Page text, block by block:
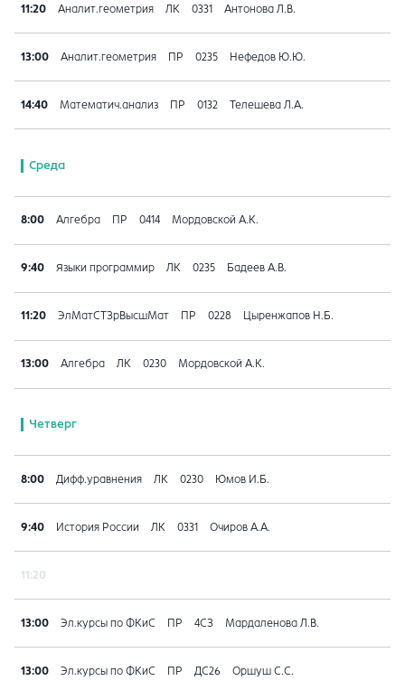
11:20 Аналит.геометрия ЛК 0331 Антонова Л.В.
13:00 Аналит.геометрия ПР 0235 Нефедов Ю.Ю.
14:40 Математич.анализ ПР 0132 Телешева Л.А.
Среда
8:00 Алгебра ПР 0414 Мордовской А.К.
9:40 Языки программир ЛК 0235 Бадеев А.В.
11:20 ЭлМатСТЗрВысшМат ПР 0228 Цыренжапов Н.Б.
13:00 Алгебра ЛК 0230 Мордовской А.К.
Четверг
8:00 Дифф.уравнения ЛК 0230 Юмов И.Б.
9:40 История России ЛК 0331 Очиров А.А.
11:20
13:00 Эл.курсы по ФКиС ПР 4СЗ Мардаленова Л.В.
13:00 Эл.курсы по ФКиС ПР ДС26 Оршуш С.С.